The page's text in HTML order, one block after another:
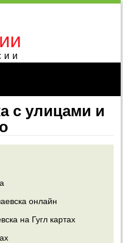
с улицами и
онлайн
на Гугл картах